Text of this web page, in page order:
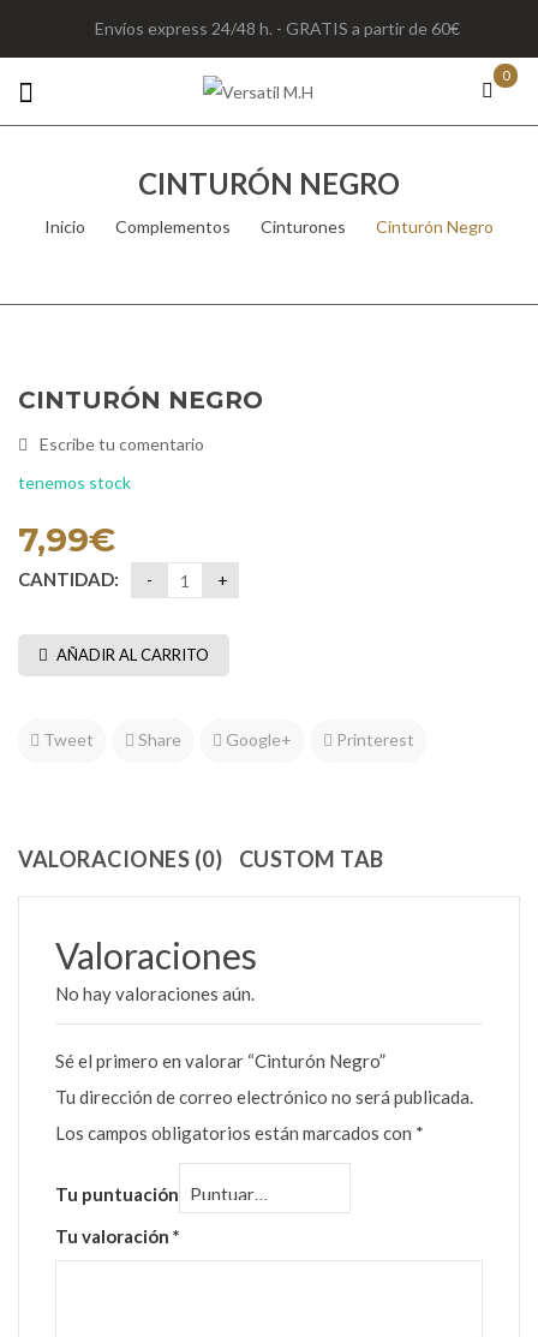
Envíos express 24/48 h. - GRATIS a partir de 60€
0
CINTURÓN NEGRO
Inicio Complementos Cinturones Cinturón Negro
CINTURÓN NEGRO
Escribe tu comentario
tenemos stock
7,99€
CANTIDAD:
AÑADIR AL CARRITO
Tweet Share Google+ Printerest
VALORACIONES (0) CUSTOM TAB
Valoraciones
No hay valoraciones aún.
Sé el primero en valorar “Cinturón Negro”
Tu dirección de correo electrónico no será publicada.
Los campos obligatorios están marcados con *
Tu puntuación
Tu valoración *